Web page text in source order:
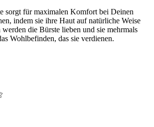
sorgt für maximalen Komfort bei Deinen
indem sie ihre Haut auf natürliche Weise
die Bürste lieben und sie mehrmals
Wohlbefinden, das sie verdienen.